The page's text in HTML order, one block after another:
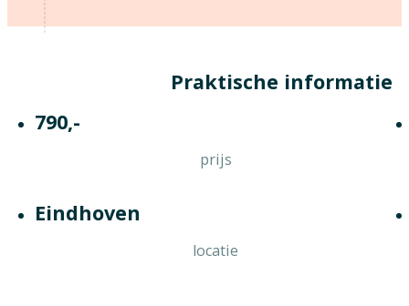
Praktische informatie
790,-
prijs
Eindhoven
locatie